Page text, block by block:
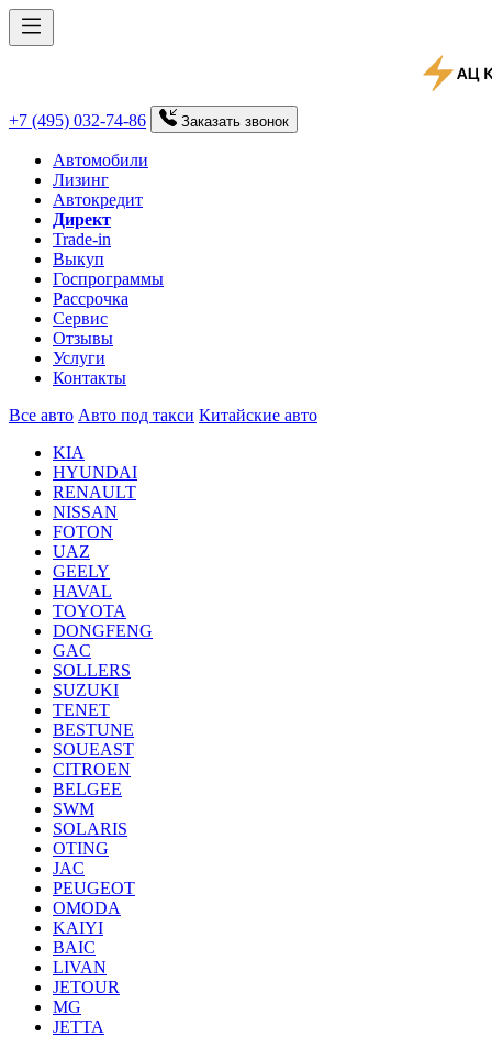
+7 (495) 032-74-86 Заказать звонок
Автомобили
Лизинг
Автокредит
Директ
Trade-in
Выкуп
Госпрограммы
Рассрочка
Сервис
Отзывы
Услуги
Контакты
Все авто Авто под такси Китайские авто
KIA
HYUNDAI
RENAULT
NISSAN
FOTON
UAZ
GEELY
HAVAL
TOYOTA
DONGFENG
GAC
SOLLERS
SUZUKI
TENET
BESTUNE
SOUEAST
CITROEN
BELGEE
SWM
SOLARIS
OTING
JAC
PEUGEOT
OMODA
KAIYI
BAIC
LIVAN
JETOUR
MG
JETTA